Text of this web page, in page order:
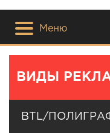
Меню
ВИДЫ
BTL/